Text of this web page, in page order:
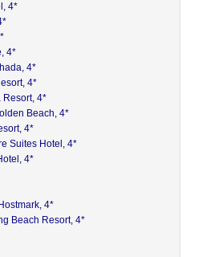
4*
4*
4*
4*
Resort, 4*
Beach, 4*
4*
Suites Hotel, 4*
4*
4*
Beach Resort, 4*